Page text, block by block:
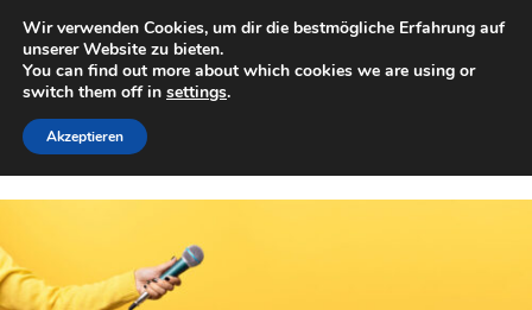
primären
Inhalt
springen
sekundären
Inhalt
springenAchwelle
Campus Medien der Fachhochschule Vorarlberg
Wir verwenden Cookies, um dir die bestmögliche Erfahrung auf
unserer Website zu bieten.
You can find out more about which cookies we are using or
switch them off in settings.
Akzeptieren